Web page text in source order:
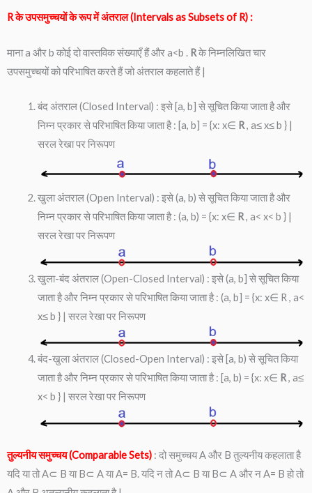
R के उपसमुच्चयों के रूप में अंतराल (Intervals as Subsets of R) :
माना a और b कोई दो वास्तविक संख्याएँ हैं और a<b . Rके निम्नलिखित चार
उपसमुच्चयों को परिभाषित करते हैं जो अंतराल कहलाते हैं |
बंद अंतराल (Closed Interval) : इसे [a, b] से सूचित किया जाता है और
निम्न प्रकार से परिभाषित किया जाता है : [a, b] = {x: x∈ R, a≤ x≤ b } |
सरल रेखा पर निरूपण
खुला अंतराल (Open Interval) : इसे (a, b) से सूचित किया जाता है और
निम्न प्रकार से परिभाषित किया जाता है : (a, b) = {x: x∈ R, a< x< b } |
सरल रेखा पर निरूपण
खुला-बंद अंतराल (Open-Closed Interval) : इसे (a, b] से सूचित किया
जाता है और निम्न प्रकार से परिभाषित किया जाता है : (a, b] = {x: x∈ R , a<
x≤ b } | सरल रेखा पर निरूपण
बंद-खुला अंतराल (Closed-Open Interval) : इसे [a, b) से सूचित किया
जाता है और निम्न प्रकार से परिभाषित किया जाता है : [a, b) = {x: x∈ R, a≤
x< b } | सरल रेखा पर निरूपण
तुल्यनीय समुच्चय (Comparable Sets) : दो समुच्चय A और B तुल्यनीय कहलाता है
यदि या तो A⊂ B या B⊂ A या A= B. यदि न तो A⊂ B या B⊂ A और न A= B हो तो